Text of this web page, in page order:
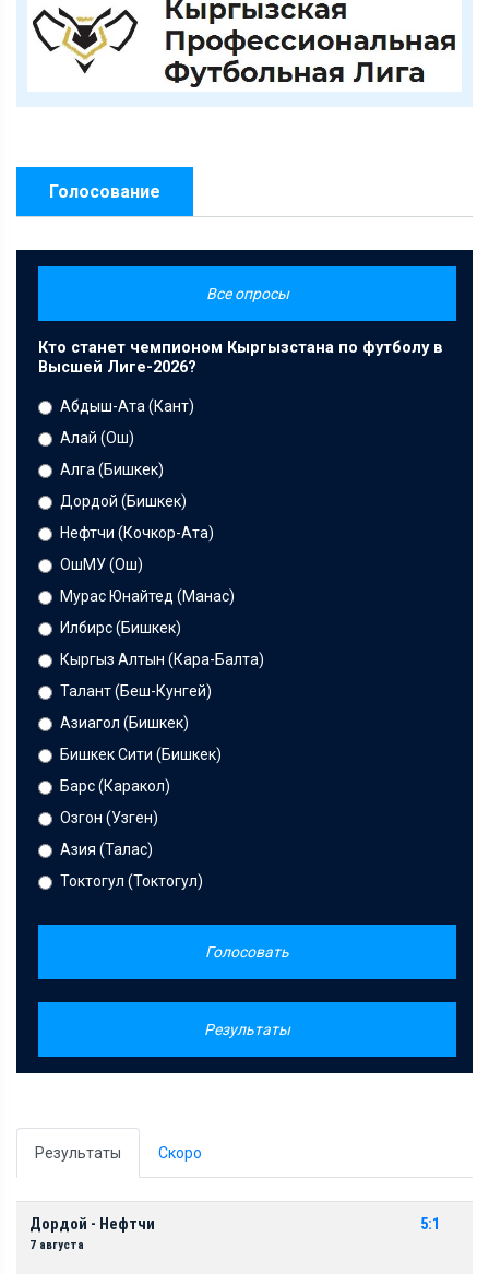
Голосование
Все опросы
Кто станет чемпионом Кыргызстана по футболу в
Высшей Лиге-2026?
Абдыш-Ата (Кант)
Алай (Ош)
Алга (Бишкек)
Дордой (Бишкек)
Нефтчи (Кочкор-Ата)
ОшМУ (Ош)
Мурас Юнайтед (Манас)
Илбирс (Бишкек)
Кыргыз Алтын (Кара-Балта)
Талант (Беш-Кунгей)
Азиагол (Бишкек)
Бишкек Сити (Бишкек)
Барс (Каракол)
Озгон (Узген)
Азия (Талас)
Токтогул (Токтогул)
Голосовать
Результаты
Результаты Скоро
Дордой - Нефтчи
7 августа
5:1